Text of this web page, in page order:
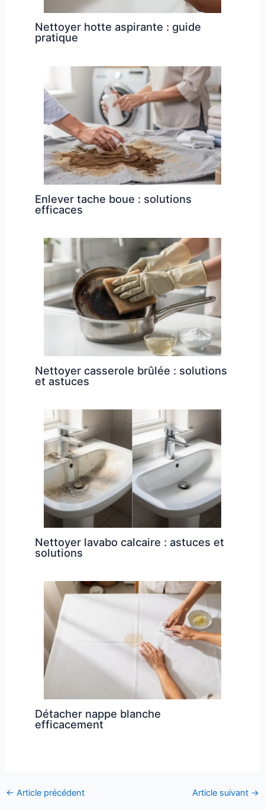
Nettoyer hotte aspirante : guide
pratique
Enlever tache boue : solutions
efficaces
Nettoyer casserole brûlée : solutions
et astuces
Nettoyer lavabo calcaire : astuces et
solutions
Détacher nappe blanche
efficacement
← Article précédent Article suivant →